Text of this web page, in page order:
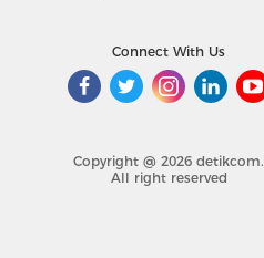
Connect With Us
Copyright @ 2026 detikcom.
All right reserved